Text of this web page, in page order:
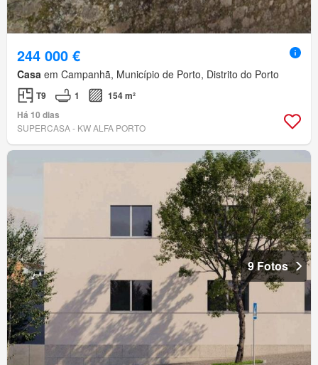
244 000 €
Casa em Campanhã, Município de Porto, Distrito do Porto
T9 1
154 m²
Há 10 dias
SUPERCASA - KW ALFA PORTO
9 Fotos